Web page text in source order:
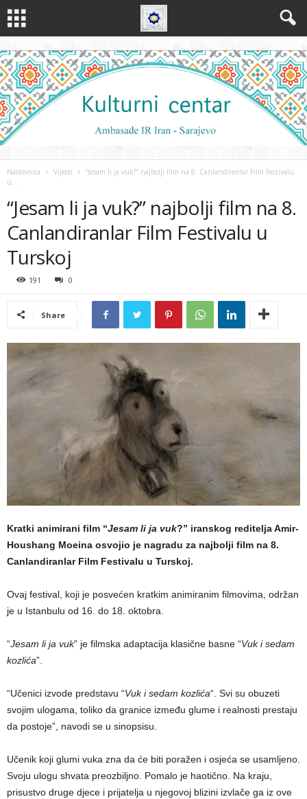
Naslovnica Vijesti
“Jesam li ja vuk?” najbolji film na 8. Canlandiranlar Film Festivalu
u...
“Jesam li ja vuk?” najbolji film na 8.
Canlandiranlar Film Festivalu u
Turskoj
191 0
Share
Kratki animirani film “Jesam li ja vuk?” iranskog reditelja Amir-
Houshang Moeina osvojio je nagradu za najbolji film na 8.
Canlandiranlar Film Festivalu u Turskoj.
Ovaj festival, koji je posvećen kratkim animiranim filmovima, održan
je u Istanbulu od 16. do 18. oktobra.
“Jesam li ja vuk” je filmska adaptacija klasične basne “Vuk i sedam
kozlića”.
“Učenici izvode predstavu “Vuk i sedam kozlića“. Svi su obuzeti
svojim ulogama, toliko da granice između glume i realnosti prestaju
da postoje”, navodi se u sinopsisu.
Učenik koji glumi vuka zna da će biti poražen i osjeća se usamljeno.
Svoju ulogu shvata preozbiljno. Pomalo je haotično. Na kraju,
prisustvo druge djece i prijatelja u njegovoj blizini izvlače ga iz ove